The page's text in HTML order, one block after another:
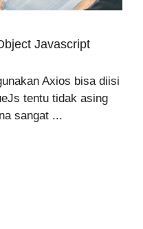
Javascript
Axios bisa diisi
tentu tidak asing
sangat ...